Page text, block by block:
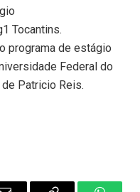
Tocantins.
programa de estágio
Federal do
Patricio Reis.